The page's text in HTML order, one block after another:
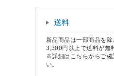
送料
新品商品は一部商品を除
3,300円以上で送料が無
※詳細はこちらからご確
い。